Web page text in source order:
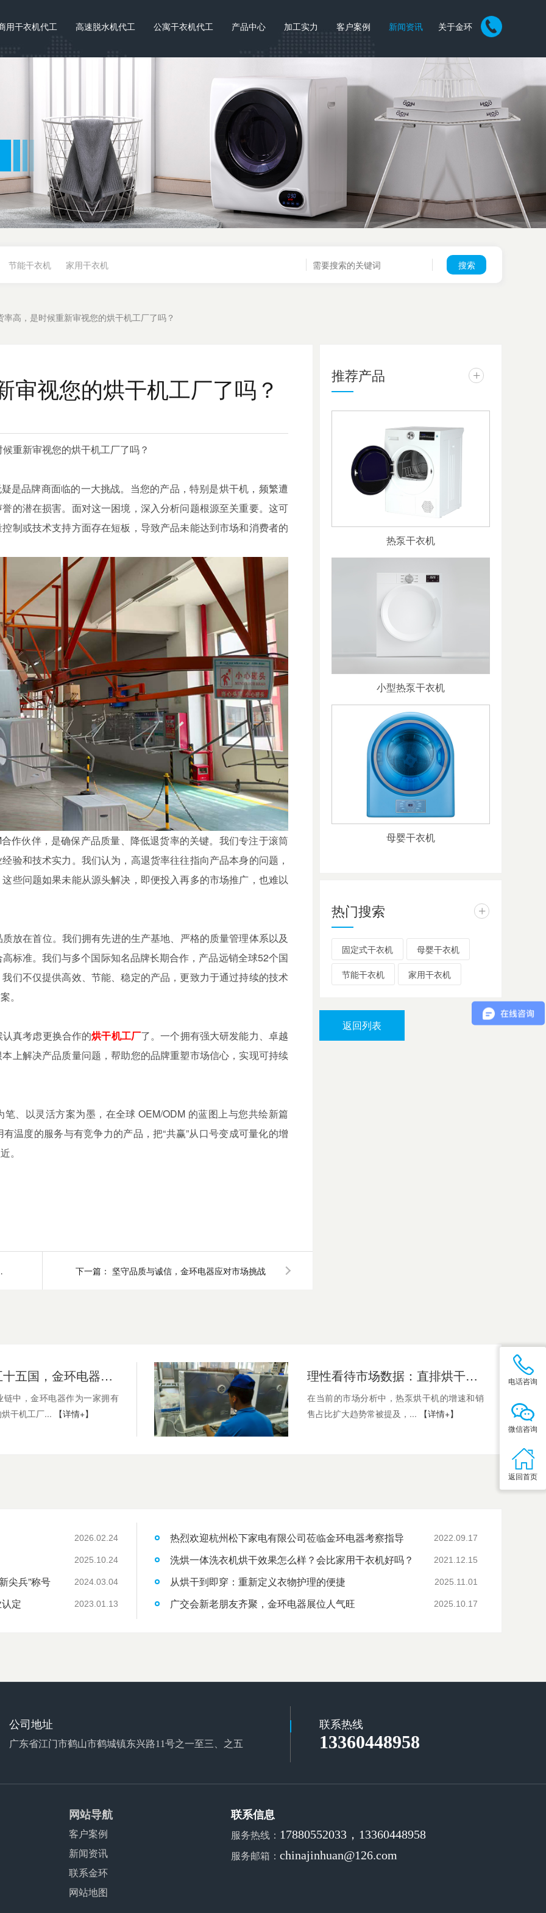
用干衣机代工 高速脱水机代工 公寓干衣机代工 产品中心 加工实力 客户案例 新闻资讯 关于金环
节能干衣机 家用干衣机
率高，是时候重新审视您的烘干机工厂了吗？
审视您的烘干机工厂了吗？
重新审视您的烘干机工厂了吗？
品牌商面临的一大挑战。当您的产品，特别是烘干机，频繁遭
的潜在损害。面对这一困境，深入分析问题根源至关重要。这可
制或技术支持方面存在短板，导致产品未能达到市场和消费者的
伙伴，是确保产品质量、降低退货率的关键。我们专注于滚筒
验和技术实力。我们认为，高退货率往往指向产品本身的问题，
些问题如果未能从源头解决，即便投入再多的市场推广，也难以
放在首位。我们拥有先进的生产基地、严格的质量管理体系以及
标准。我们与多个国际知名品牌长期合作，产品远销全球52个国
们不仅提供高效、节能、稳定的产品，更致力于通过持续的技术
。
真考虑更换合作的烘干机工厂了。一个拥有强大研发能力、卓越
上解决产品质量问题，帮助您的品牌重塑市场信心，实现可持续
以灵活方案为墨，在全球 OEM/ODM 的蓝图上与您共绘新篇
温度的服务与有竞争力的产品，把“共赢”从口号变成可量化的增
。
场信心 下一篇： 坚守品质与诚信，金环电器应对市场挑战
推荐产品 +
热泵干衣机
小型热泵干衣机
母婴干衣机
热门搜索 +
固定式干衣机 母婴干衣机
节能干衣机 家用干衣机
返回列表
出口全球五十五国，金环电器连接中国制造与世界市场
链中，金环电器作为一家拥有
干机工厂...
【详情+】
理性看待市场数据：直排烘干机仍是全球需求的主力军
在当前的市场分析中，热泵烘干机的增速和销
售占比扩大趋势常被提及，...
【详情+】
2026.02.24
2025.10.24
尖兵”称号 2024.03.04
定 2023.01.13
热烈欢迎杭州松下家电有限公司莅临金环电器考察指导 2022.09.17
洗烘一体洗衣机烘干效果怎么样？会比家用干衣机好吗？ 2021.12.15
从烘干到即穿：重新定义衣物护理的便捷 2025.11.01
广交会新老朋友齐聚，金环电器展位人气旺 2025.10.17
公司地址
广东省江门市鹤山市鹤城镇东兴路11号之一至三、之五
联系热线
13360448958
网站导航
客户案例
新闻资讯
联系金环
网站地图
联系信息
服务热线： 17880552033，13360448958
服务邮箱：chinajinhuan@126.com
电话咨询
微信咨询
返回首页